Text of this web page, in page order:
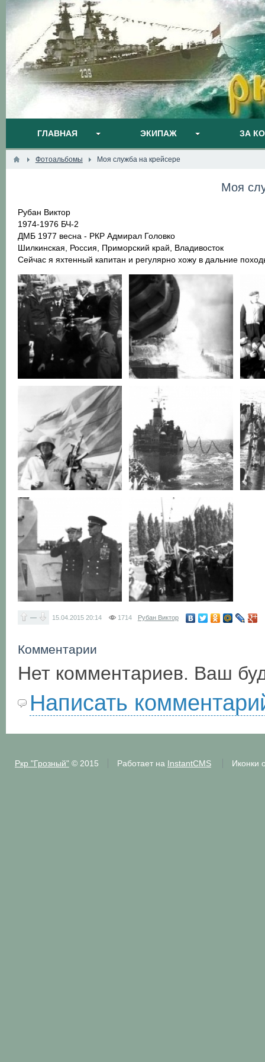
ГЛАВНАЯ ЭКИПАЖ ЗА
Фотоальбомы Моя служба на крейсере
Моя
Рубан Виктор
1974-1976 БЧ-2
ДМБ 1977 весна - РКР Адмирал Головко
Шилкинская, Россия, Приморский край, Владивосток
Сейчас я яхтенный капитан и регулярно хожу в дальние
— 15.04.2015 20:14 1714 Рубан Виктор
Комментарии
Нет комментариев. Ваш
Написать
Ркр "Грозный"© 2015 Работает на InstantCMS Иконки